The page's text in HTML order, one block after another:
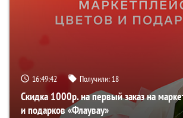
16:49:41 Получили: 18
Скидка 1000р. на первый заказ на
и подарков «Флаувау»